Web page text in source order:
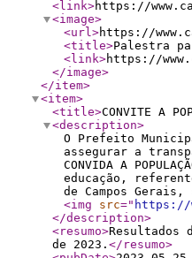
<link>https://
<image>
<url>https://
<title>Palestra
<link>https://
</image>
</item>
<item>
<title>CONVITE A
<description>
O Prefeito
assegurar a
CONVIDA A
educação,
de Campos
<img
src=" https://
</description>
<resumo>Resultados
de 2023. </resumo>